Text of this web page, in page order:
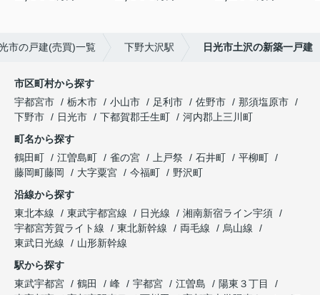
市の戸建(売買)一覧 下野大沢駅 日光市土沢の新築一戸建
市区町村から探す
宇都宮市
栃木市 小山市 足利市 佐野市
那須塩原市
下野市
日光市 下都賀郡壬生町
河内郡上三川町
町名から探す
鶴田町
江曽島町 雀の宮 上戸祭 石井町
平柳町
藤岡町藤岡
大字粟宮 今福町
野沢町
沿線から探す
東北本線
東武宇都宮線 日光線
湘南新宿ライン宇須
宇都宮芳賀ライト線
東北新幹線 両毛線
烏山線
東武日光線
山形新幹線
駅から探す
東武宇都宮
鶴田 峰 宇都宮 江曽島
陽東３丁目